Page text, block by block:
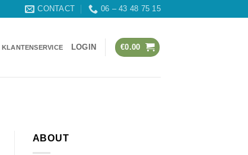
CONTACT 06 – 43 48 75 15
KLANTENSERVICE LOGIN €0.00
ABOUT